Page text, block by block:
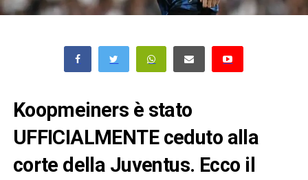
Koopmeiners è stato
UFFICIALMENTE ceduto alla
corte della Juventus. Ecco il